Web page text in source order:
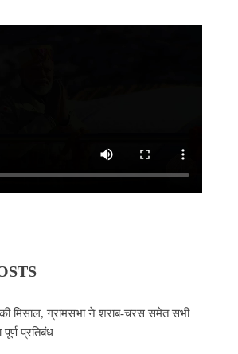
की मिसाल, ग्रामसभा ने शराब-चरस समेत सभी
पूर्ण प्रतिबंध